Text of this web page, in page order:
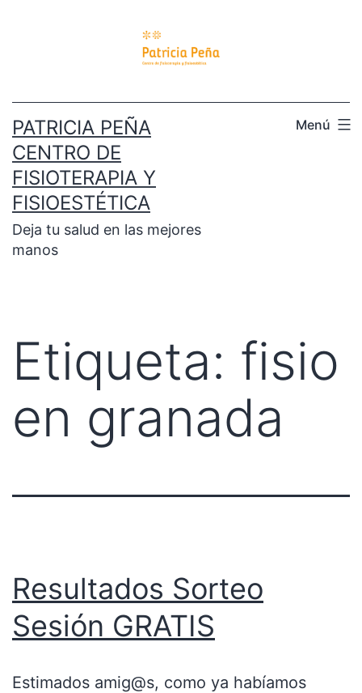
PATRICIA PEÑA
CENTRO DE
FISIOTERAPIA Y
FISIOESTÉTICA
Deja tu salud en las mejores
manos
Menú
Etiqueta: fisio
en granada
Resultados Sorteo
Sesión GRATIS
Estimados amig@s, como ya habíamos